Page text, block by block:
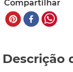
Compartilhar
Descrição